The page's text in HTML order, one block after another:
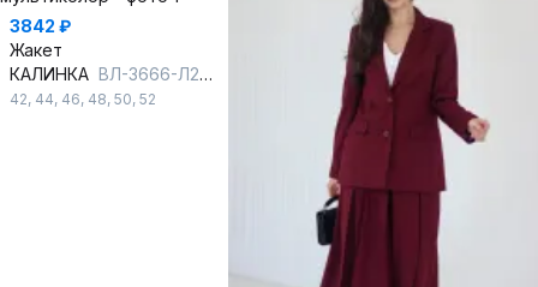
3842 ₽
Жакет
КАЛИНКА ВЛ-3666-Л24 мультиколор
42, 44, 46, 48, 50, 52